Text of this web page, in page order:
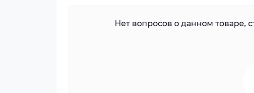
Нет вопросов о данном товаре,